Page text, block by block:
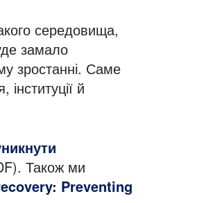
середовища,
замало
зростанні. Саме
й
Також ми
Preventing